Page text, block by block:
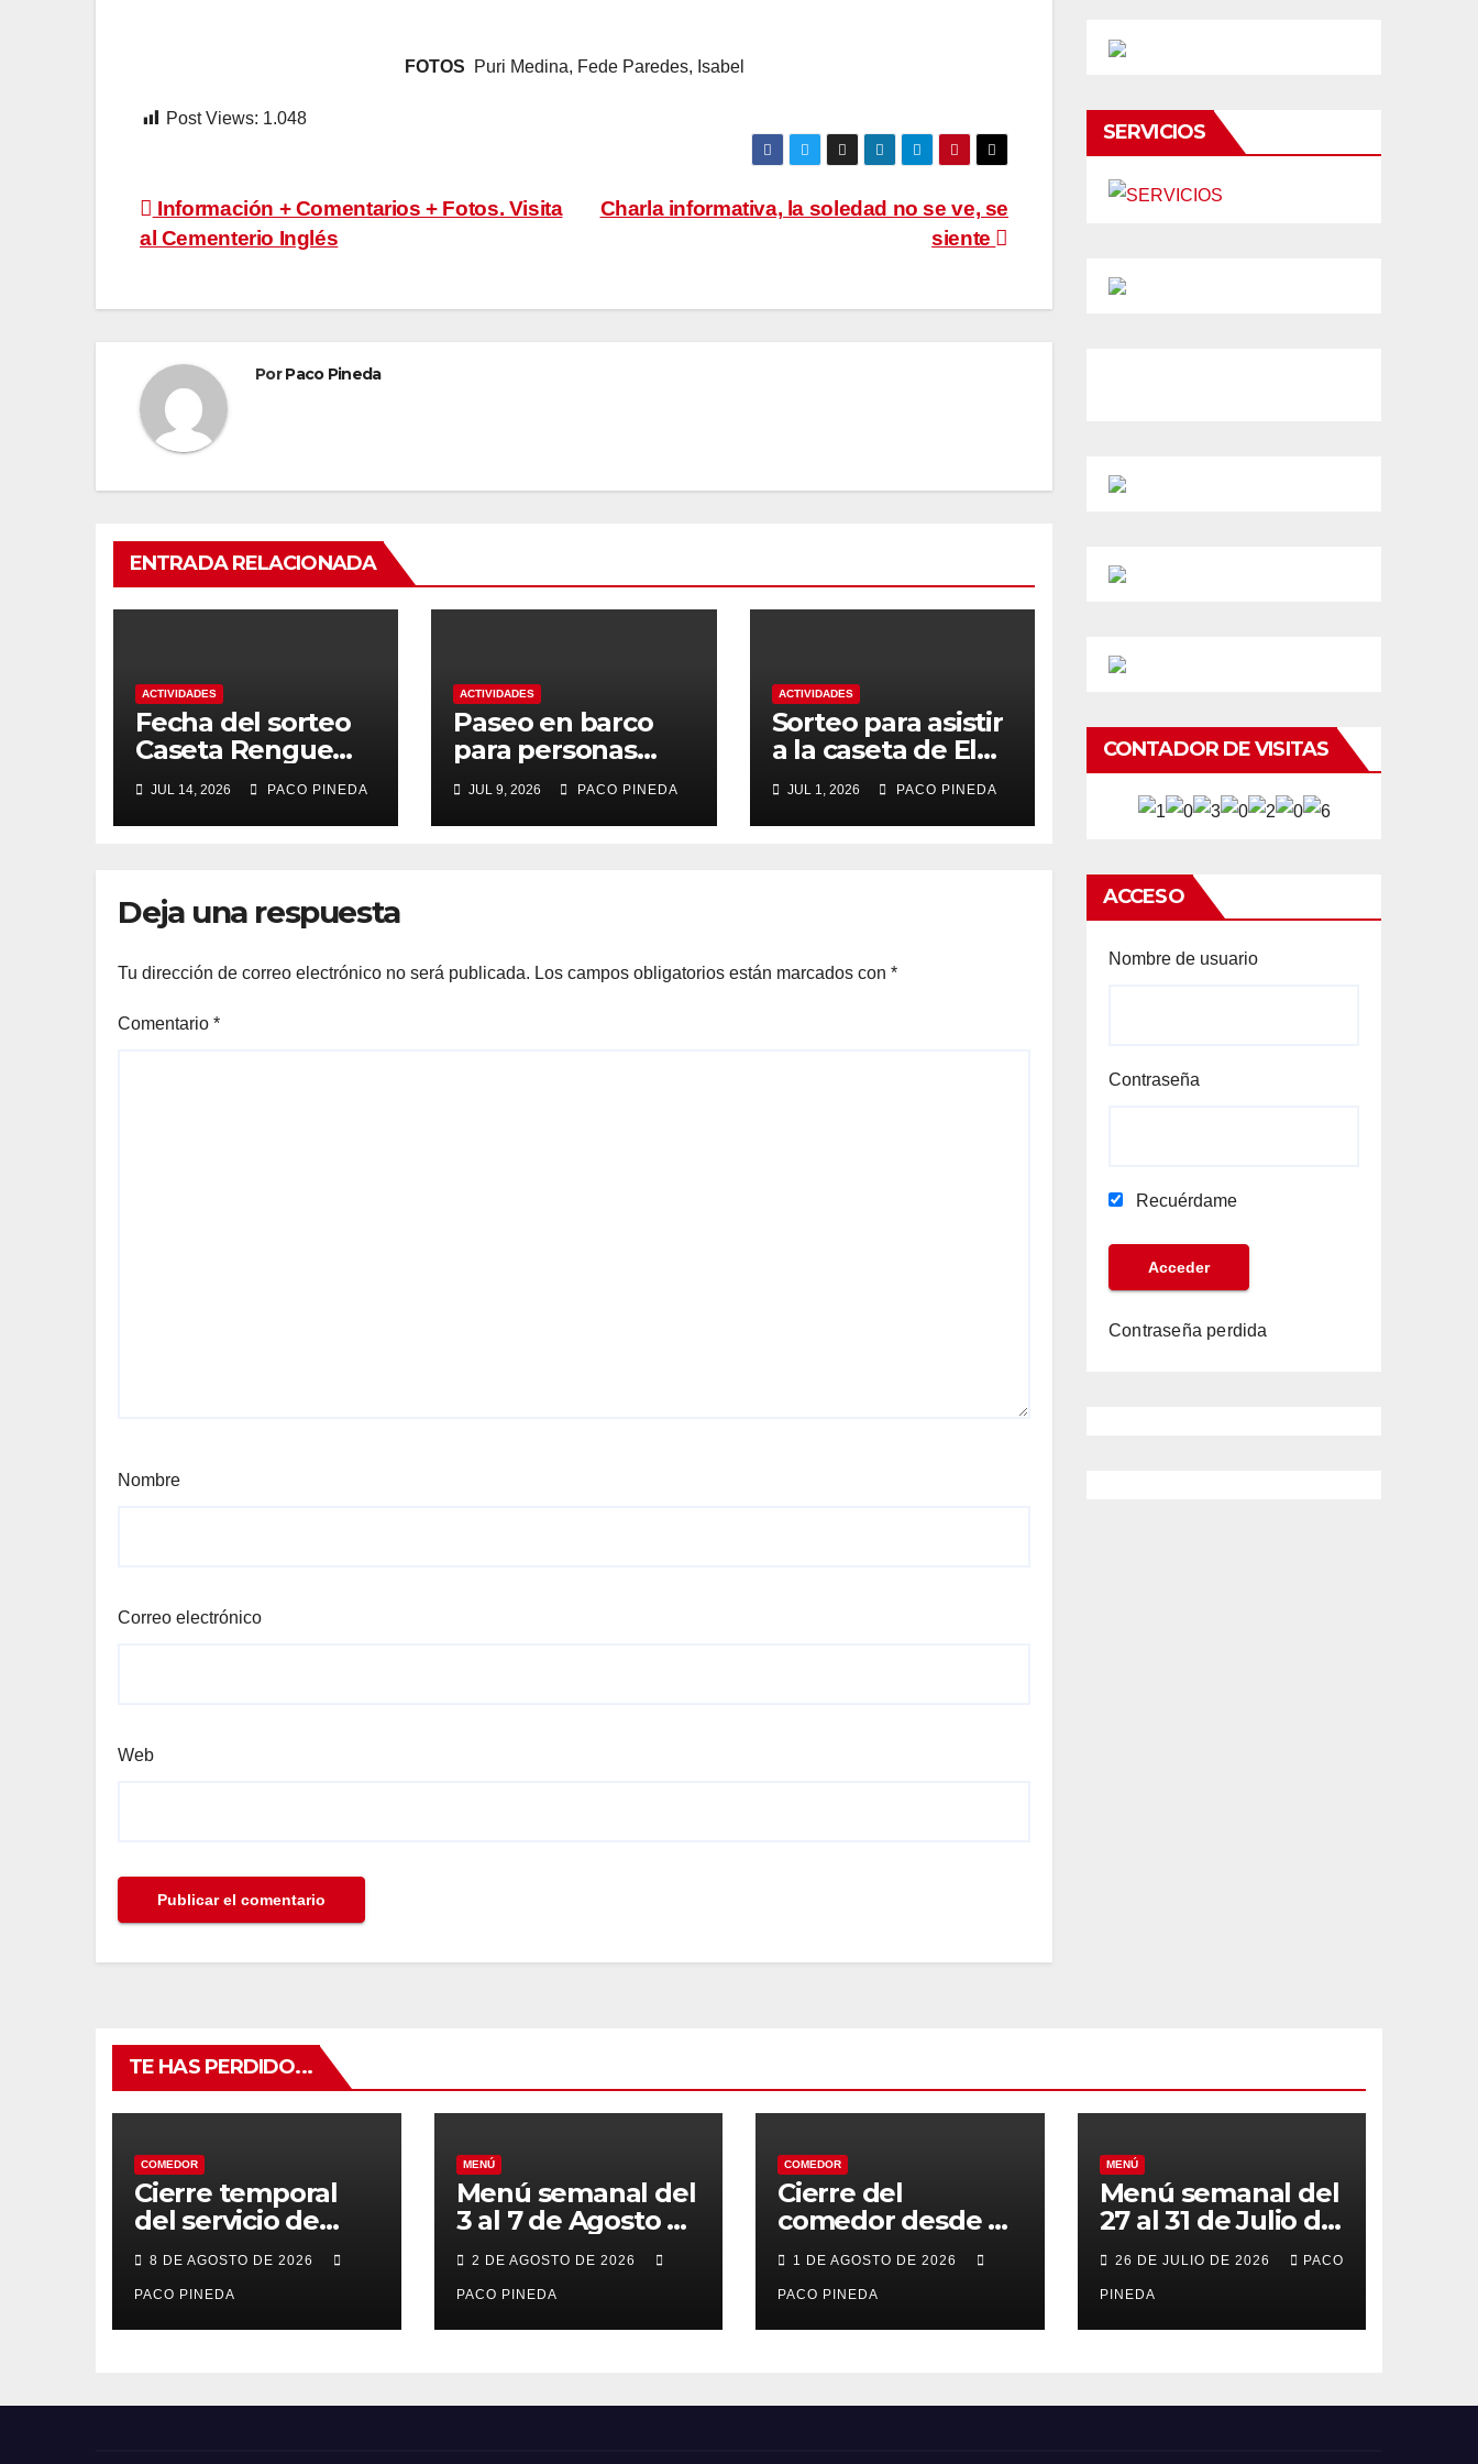
FOTOS Puri Medina, Fede Paredes, Isabel
Post Views: 1.048
Navegación
de
entradas
Charla informativa, la soledad no se ve, se
siente
Información + Comentarios + Fotos. Visita
al Cementerio Inglés
PorPaco Pineda
ENTRADA RELACIONADA
ACTIVIDADES
Fecha del sorteo
Caseta Rengue
Feria de Málaga
2026
JUL 14, 2026 PACO PINEDA
ACTIVIDADES
Paseo en barco
para personas
mayores
JUL 9, 2026 PACO PINEDA
ACTIVIDADES
Sorteo para asistir
a la caseta de El
Rengue, Feria de
Málaga 2026
JUL 1, 2026 PACO PINEDA
Deja una respuesta
Tu dirección de correo electrónico no será publicada. Los campos obligatorios están marcados con *
Comentario *
Nombre
Correo electrónico
Web
SERVICIOS
CONTADOR DE VISITAS
ACCESO
Nombre de usuario
Contraseña
Recuérdame
Contraseña perdida
TE HAS PERDIDO...
COMEDOR
Cierre temporal
del servicio de
BAR – COMEDOR
8 DE AGOSTO DE 2026
PACO PINEDA
MENÚ
Menú semanal del
3 al 7 de Agosto de
2026
2 DE AGOSTO DE 2026
PACO PINEDA
COMEDOR
Cierre del
comedor desde el
7 al 21 de Agosto
por vacaciones
1 DE AGOSTO DE 2026
PACO PINEDA
MENÚ
Menú semanal del
27 al 31 de Julio de
2026
26 DE JULIO DE 2026 PACO
PINEDA